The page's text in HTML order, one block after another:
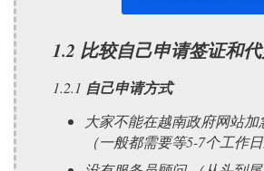
1.2 比较自己申请签证和
1.2.1 自己申请方式
大家不能在越南政府网站
（一般都需要等5-7个工作